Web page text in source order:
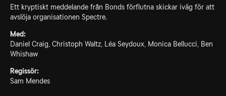
Ett kryptiskt meddelande från Bonds förflutna skickar iväg för att
avslöja organisationen Spectre.
Med:
Daniel Craig, Christoph Waltz, Léa Seydoux, Monica Bellucci, Ben
Whishaw
Regissör:
Sam Mendes